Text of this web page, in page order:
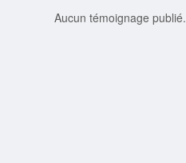
Aucun témoignage publié.